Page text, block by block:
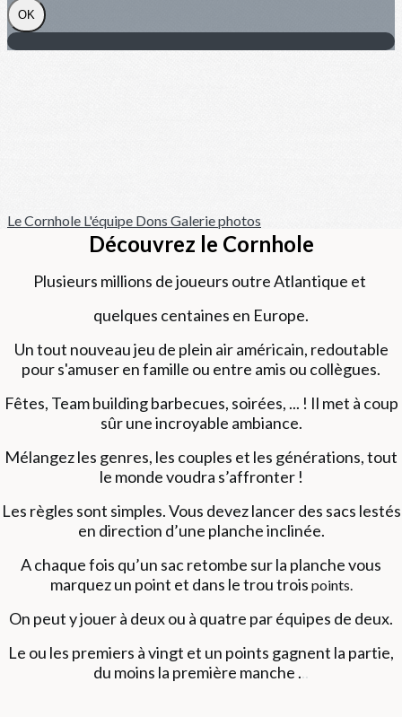
OK
Le Cornhole L'équipe Dons Galerie photos
Découvrez le Cornhole
Plusieurs millions de joueurs outre Atlantique et
quelques centaines en Europe.
Un tout nouveau jeu de plein air américain, redoutable
pour s'amuser en famille ou entre amis ou collègues.
Fêtes, Team building barbecues, soirées, ... ! Il met à coup
sûr une incroyable ambiance.
Mélangez les genres, les couples et les générations, tout
le monde voudra s’affronter !
Les règles sont simples. Vous devez lancer des sacs lestés
en direction d’une planche inclinée.
A chaque fois qu’un sac retombe sur la planche vous
marquez un point et dans le trou trois points.
On peut y jouer à deux ou à quatre par équipes de deux.
Le ou les premiers à vingt et un points gagnent la partie,
du moins la première manche ...